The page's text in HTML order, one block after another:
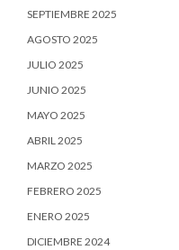
SEPTIEMBRE 2025
AGOSTO 2025
JULIO 2025
JUNIO 2025
MAYO 2025
ABRIL 2025
MARZO 2025
FEBRERO 2025
ENERO 2025
DICIEMBRE 2024